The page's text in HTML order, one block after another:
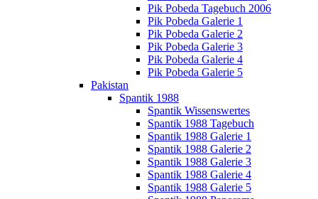
Pik Pobeda Tagebuch 2006
Pik Pobeda Galerie 1
Pik Pobeda Galerie 2
Pik Pobeda Galerie 3
Pik Pobeda Galerie 4
Pik Pobeda Galerie 5
Pakistan
Spantik 1988
Spantik Wissenswertes
Spantik 1988 Tagebuch
Spantik 1988 Galerie 1
Spantik 1988 Galerie 2
Spantik 1988 Galerie 3
Spantik 1988 Galerie 4
Spantik 1988 Galerie 5